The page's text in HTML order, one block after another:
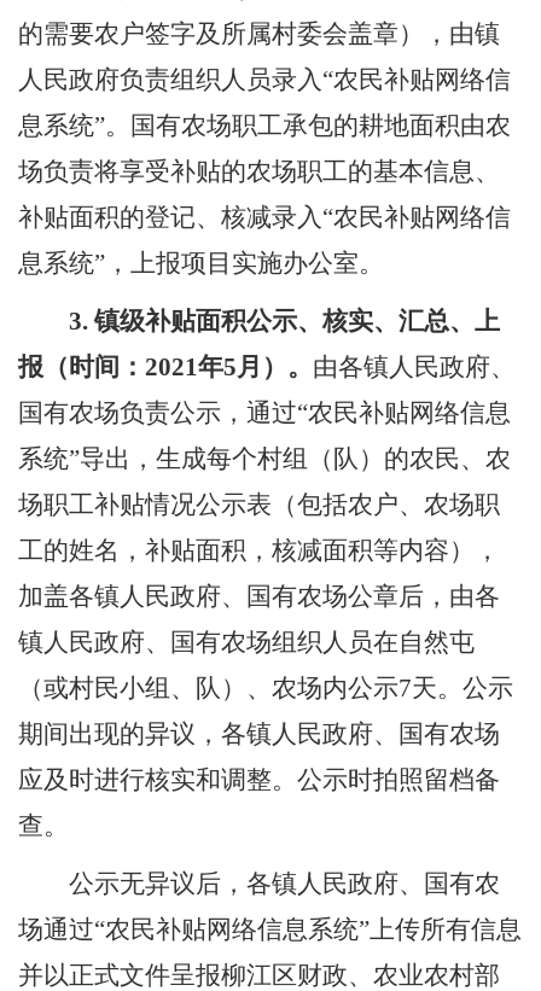
的需要农户签字及所属村委会盖章），由镇
人民政府负责组织人员录入“农民补贴网络信
息系统”。国有农场职工承包的耕地面积由农
场负责将享受补贴的农场职工的基本信息、
补贴面积的登记、核减录入“农民补贴网络信
息系统” ，上报项目实施办公室。
3.镇级补贴面积公示、核实、汇总、上
报（时间： 2021年5月）。 由各镇人民政府、
国有农场负责公示，通过“农民补贴网络信息
系统”导出，生成每个村组（队）的农民、农
场职工补贴情况公示表（包括农户、农场职
工的姓名 ， 补贴面积 ， 核减面积等内容），
加盖各镇人民政府、国有农场公章后，由各
镇人民政府、国有农场组织人员在自然屯
（或村民小组、队）、农场内公示7天。公示
期间出现的异议， 各镇人民政府、国有农场
应及时进行核实和调整。公示时拍照留档备
查。
公示无异议后， 各镇人民政府、国有农
场通过“农民补贴网络信息系统”上传所有信息
并以正式文件呈报柳江区财政、农业农村部